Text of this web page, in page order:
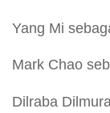
Yang Mi
Mark Chao
Dilraba